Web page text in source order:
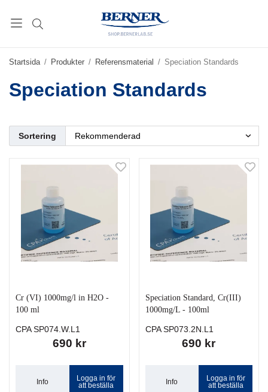
Startsida / Produkter / Referensmaterial / Speciation Standards
Speciation Standards
Sortering
Cr (VI) 1000mg/l in H2O -
100 ml
CPA SP074.W.L1
690 kr
Info
Logga in för
att beställa
Speciation Standard, Cr(III)
1000mg/L - 100ml
CPA SP073.2N.L1
690 kr
Info
Logga in för
att beställa